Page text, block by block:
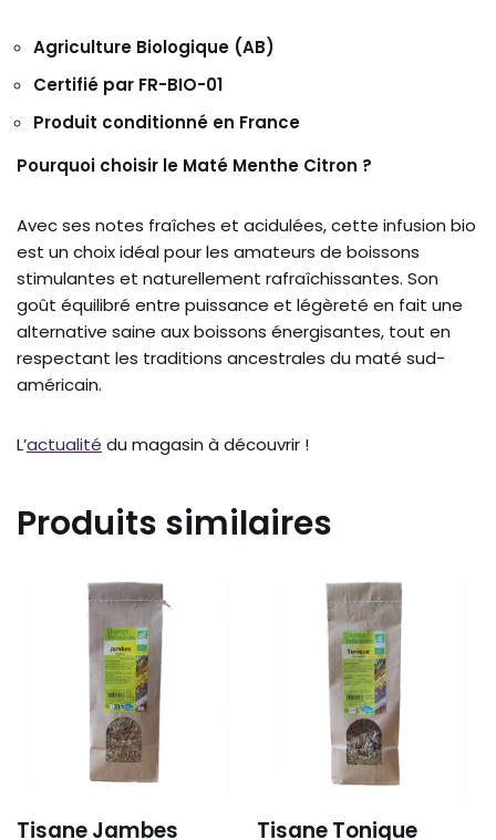
Agriculture Biologique (AB)
Certifié par FR-BIO-01
Produit conditionné en France
Pourquoi choisir le Maté Menthe Citron ?
Avec ses notes fraîches et acidulées, cette infusion bio
est un choix idéal pour les amateurs de boissons
stimulantes et naturellement rafraîchissantes. Son
goût équilibré entre puissance et légèreté en fait une
alternative saine aux boissons énergisantes, tout en
respectant les traditions ancestrales du maté sud-
américain.
L’actualité du magasin à découvrir !
Produits similaires
Tisane Jambes
Tisane Tonique